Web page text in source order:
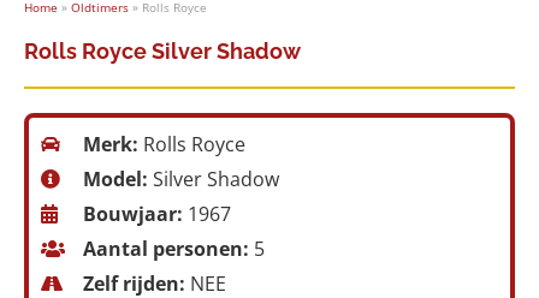
Home » Oldtimers » Rolls Royce
Rolls Royce Silver Shadow
Merk: Rolls Royce
Model: Silver Shadow
Bouwjaar: 1967
Aantal personen: 5
Zelf rijden: NEE